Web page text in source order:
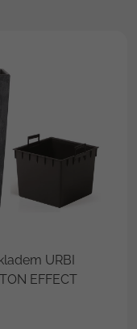
URBI
EFFECT